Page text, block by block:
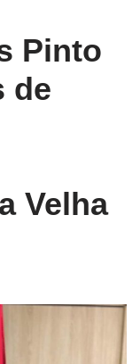
Pinto
de
Velha